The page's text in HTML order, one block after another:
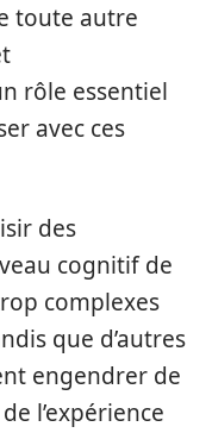
toute autre
rôle essentiel
avec ces
des
cognitif de
complexes
que d’autres
engendrer de
l’expérience